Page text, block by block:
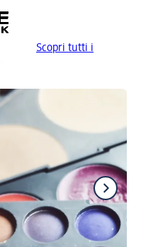
Scopri tutti i